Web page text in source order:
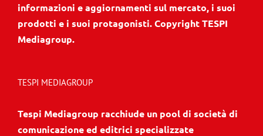
informazioni e aggiornamenti sul mercato, i suoi
prodotti e i suoi protagonisti. Copyright TESPI
Mediagroup.
TESPI MEDIAGROUP
Tespi Mediagroup racchiude un pool di società di
comunicazione ed editrici specializzate